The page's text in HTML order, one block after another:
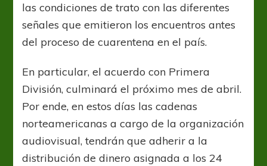
las condiciones de trato con las diferentes
señales que emitieron los encuentros antes
del proceso de cuarentena en el país.
En particular, el acuerdo con Primera
División, culminará el próximo mes de abril.
Por ende, en estos días las cadenas
norteamericanas a cargo de la organización
audiovisual, tendrán que adherir a la
distribución de dinero asignada a los 24